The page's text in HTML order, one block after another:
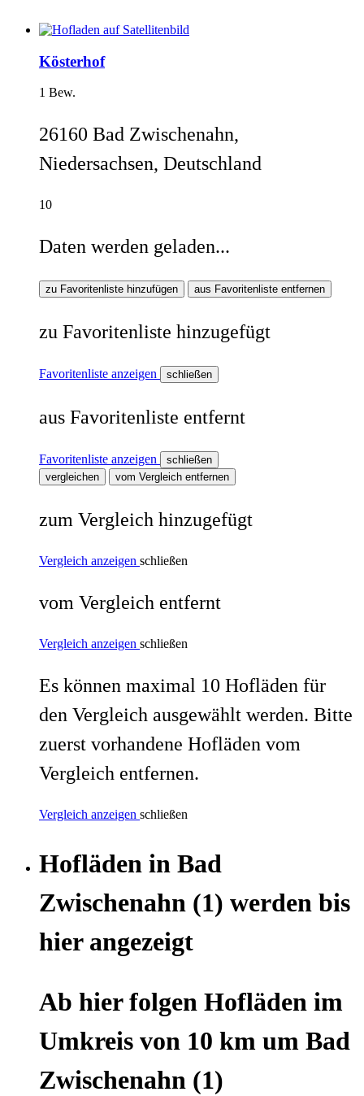
Kösterhof
1 Bew.
26160 Bad Zwischenahn,
Niedersachsen, Deutschland
10
Daten werden geladen...
zu Favoritenliste hinzufügen aus Favoritenliste entfernen
zu Favoritenliste hinzugefügt
Favoritenliste anzeigen schließen
aus Favoritenliste entfernt
Favoritenliste anzeigen
schließen
vergleichen
vom Vergleich entfernen
zum Vergleich hinzugefügt
Vergleich anzeigen schließen
vom Vergleich entfernt
Vergleich anzeigen schließen
Es können maximal 10 Hofläden für
den Vergleich ausgewählt werden. Bitte
zuerst vorhandene Hofläden vom
Vergleich entfernen.
Vergleich anzeigen schließen
Hofläden in Bad
Zwischenahn (1) werden bis
hierangezeigt
Ab hierfolgen Hofläden im
Umkreis von 10 km um Bad
Zwischenahn (1)